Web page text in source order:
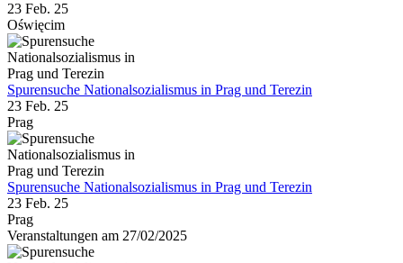
23 Feb. 25
Oświęcim
Spurensuche Nationalsozialismus in Prag und Terezin
23 Feb. 25
Prag
Spurensuche Nationalsozialismus in Prag und Terezin
23 Feb. 25
Prag
Veranstaltungen am 27/02/2025